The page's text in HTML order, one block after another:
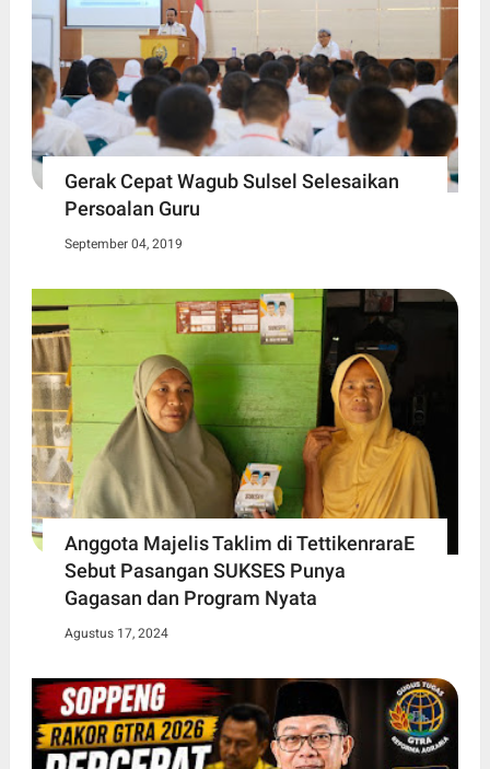
Gerak Cepat Wagub Sulsel Selesaikan
Persoalan Guru
September 04, 2019
Anggota Majelis Taklim di TettikenraraE
Sebut Pasangan SUKSES Punya
Gagasan dan Program Nyata
Agustus 17, 2024